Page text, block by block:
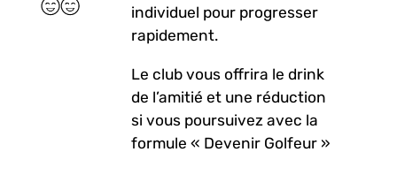
individuel pour progresser
rapidement.
Le club vous offrira le drink
de l’amitié et une réduction
si vous poursuivez avec la
formule « Devenir Golfeur »